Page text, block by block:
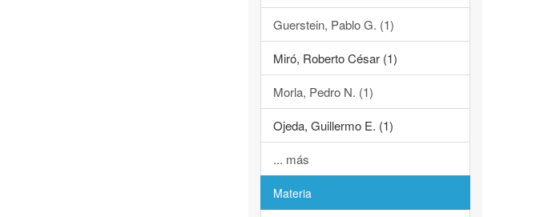
Guerstein, Pablo G. (1)
Miró, Roberto César (1)
Morla, Pedro N. (1)
Ojeda, Guillermo E. (1)
... más
Materia